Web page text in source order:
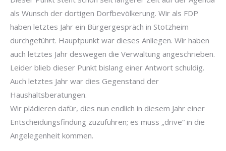
als Wunsch der dortigen Dorfbevölkerung. Wir als FDP
haben letztes Jahr ein Bürgergespräch in Stotzheim
durchgeführt. Hauptpunkt war dieses Anliegen. Wir haben
auch letztes Jahr deswegen die Verwaltung angeschrieben.
Leider blieb dieser Punkt bislang einer Antwort schuldig.
Auch letztes Jahr war dies Gegenstand der
Haushaltsberatungen.
Wir plädieren dafür, dies nun endlich in diesem Jahr einer
Entscheidungsfindung zuzuführen; es muss „drive“ in die
Angelegenheit kommen.